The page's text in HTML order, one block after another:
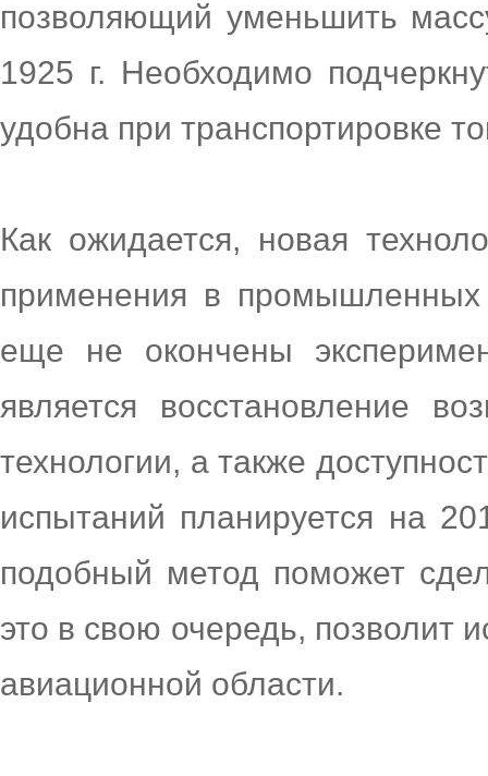
позволяющий уменьшить
1925 г. Необходимо
удобна при транспортировке
Как ожидается, новая
применения в
еще не окончены
является восстановление
технологии, а также
испытаний планируется на
подобный метод поможет
это в свою очередь, позволит
авиационной области.